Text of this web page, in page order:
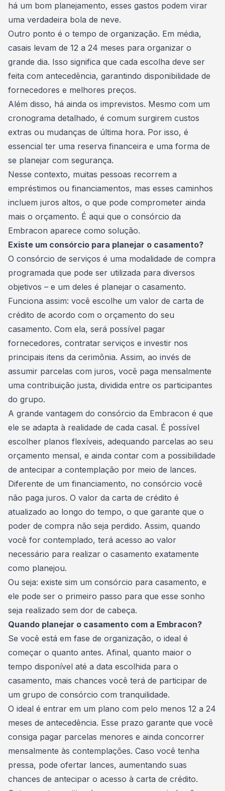
há um bom planejamento, esses gastos podem virar
uma verdadeira bola de neve.
Outro ponto é o tempo de organização. Em média,
casais levam de 12 a 24 meses para organizar o
grande dia. Isso significa que cada escolha deve ser
feita com antecedência, garantindo disponibilidade de
fornecedores e melhores preços.
Além disso, há ainda os imprevistos. Mesmo com um
cronograma detalhado, é comum surgirem custos
extras ou mudanças de última hora. Por isso, é
essencial ter uma reserva financeira e uma forma de
se planejar com segurança.
Nesse contexto, muitas pessoas recorrem a
empréstimos ou financiamentos, mas esses caminhos
incluem juros altos, o que pode comprometer ainda
mais o orçamento. É aqui que o consórcio da
Embracon aparece como solução.
Existe um consórcio para planejar o casamento?
O consórcio de serviços é uma modalidade de compra
programada que pode ser utilizada para diversos
objetivos – e um deles é planejar o casamento.
Funciona assim: você escolhe um valor de carta de
crédito de acordo com o orçamento do seu
casamento. Com ela, será possível pagar
fornecedores, contratar serviços e investir nos
principais itens da cerimônia. Assim, ao invés de
assumir parcelas com juros, você paga mensalmente
uma contribuição justa, dividida entre os participantes
do grupo.
A grande vantagem do consórcio da Embracon é que
ele se adapta à realidade de cada casal. É possível
escolher planos flexíveis, adequando parcelas ao seu
orçamento mensal, e ainda contar com a possibilidade
de antecipar a contemplação por meio de lances.
Diferente de um financiamento, no consórcio você
não paga juros. O valor da carta de crédito é
atualizado ao longo do tempo, o que garante que o
poder de compra não seja perdido. Assim, quando
você for contemplado, terá acesso ao valor
necessário para realizar o casamento exatamente
como planejou.
Ou seja: existe sim um consórcio para casamento, e
ele pode ser o primeiro passo para que esse sonho
seja realizado sem dor de cabeça.
Quando planejar o casamento com a Embracon?
Se você está em fase de organização, o ideal é
começar o quanto antes. Afinal, quanto maior o
tempo disponível até a data escolhida para o
casamento, mais chances você terá de participar de
um grupo de consórcio com tranquilidade.
O ideal é entrar em um plano com pelo menos 12 a 24
meses de antecedência. Esse prazo garante que você
consiga pagar parcelas menores e ainda concorrer
mensalmente às contemplações. Caso você tenha
pressa, pode ofertar lances, aumentando suas
chances de antecipar o acesso à carta de crédito.